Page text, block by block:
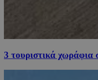
3 τουριστικά χωράφια